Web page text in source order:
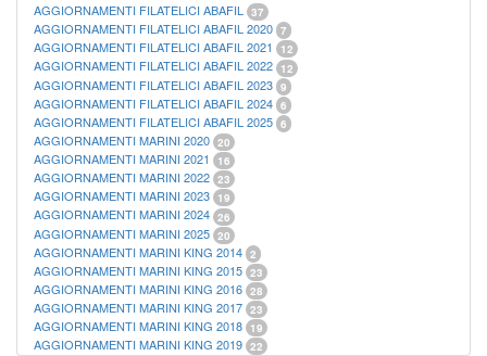
AGGIORNAMENTI FILATELICI ABAFIL 37
AGGIORNAMENTI FILATELICI ABAFIL 2020 7
AGGIORNAMENTI FILATELICI ABAFIL 2021 12
AGGIORNAMENTI FILATELICI ABAFIL 2022 12
AGGIORNAMENTI FILATELICI ABAFIL 2023 9
AGGIORNAMENTI FILATELICI ABAFIL 2024 6
AGGIORNAMENTI FILATELICI ABAFIL 2025 6
AGGIORNAMENTI MARINI 2020 20
AGGIORNAMENTI MARINI 2021 16
AGGIORNAMENTI MARINI 2022 23
AGGIORNAMENTI MARINI 2023 19
AGGIORNAMENTI MARINI 2024 26
AGGIORNAMENTI MARINI 2025 20
AGGIORNAMENTI MARINI KING 2014 2
AGGIORNAMENTI MARINI KING 2015 23
AGGIORNAMENTI MARINI KING 2016 28
AGGIORNAMENTI MARINI KING 2017 23
AGGIORNAMENTI MARINI KING 2018 19
AGGIORNAMENTI MARINI KING 2019 22